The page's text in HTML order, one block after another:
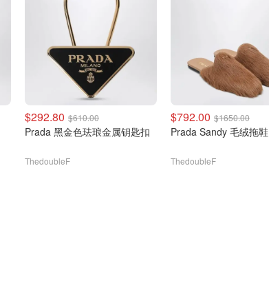
$292.80 $610.00
Prada 黑金色珐琅金属钥匙扣
ThedoubleF
$792.00 $1650.00
Prada Sandy 毛绒拖鞋
ThedoubleF